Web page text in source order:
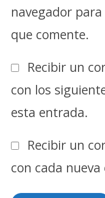
navegador
que comente.
Recibir un
con los
esta entrada.
Recibir un
con cada